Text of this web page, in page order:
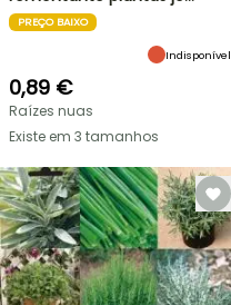
PREÇO BAIXO
Indisponível
0,89 €
Raízes nuas
Existe em 3 tamanhos